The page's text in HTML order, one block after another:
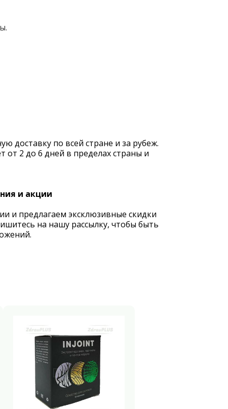
доставку по всей стране и за рубеж.
от 2 до 6 дней в пределах страны и
и акции
и предлагаем эксклюзивные скидки
на нашу рассылку, чтобы быть